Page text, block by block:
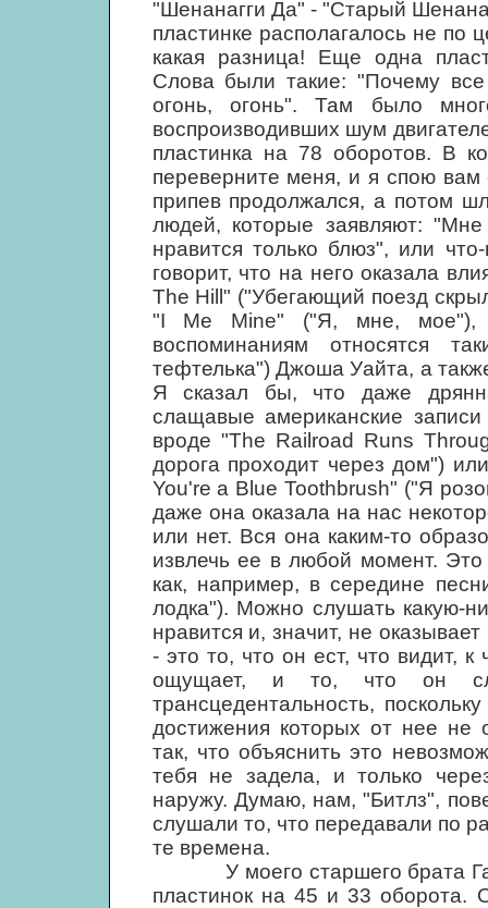
"Шенанагги Да" - "Старый
пластинке располагалось не по
какая разница! Еще одна
Слова были такие: "Почему все
огонь, огонь". Там было
воспроизводивших шум
пластинка на 78 оборотов. В
переверните меня, и я спою вам
припев продолжался, а потом
людей, которые заявляют:
нравится только блюз", или
говорит, что на него оказала
The Hill" ("Убегающий поезд
"I Me Mine" ("Я, мне, мое"),
воспоминаниям относятся
тефтелька") Джоша Уайта, а
Я сказал бы, что даже
слащавые американские
вроде "The Railroad Runs
дорога проходит через дом")
You're a Blue Toothbrush" ("Я
даже она оказала на нас
или нет. Вся она каким-то
извлечь ее в любой момент.
как, например, в середине
лодка"). Можно слушать какую-
нравится и, значит, не
- это то, что он ест, что видит,
ощущает, и то, что он
трансцедентальность,
достижения которых от нее не
так, что объяснить это
тебя не задела, и только
наружу. Думаю, нам, "Битлз",
слушали то, что передавали по
те времена.
У моего старшего брата
пластинок на 45 и 33 оборота.